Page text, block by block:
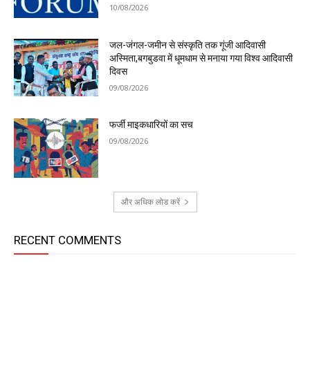
10/08/2026
जल-जंगल-जमीन से संस्कृति तक गूंजी आदिवासी
अस्मिता,बगबुडवा में धूमधाम से मनाया गया विश्व आदिवासी
दिवस
09/08/2026
फर्जी माइकधारियों का सच
09/08/2026
और अधिक लोड करें
RECENT COMMENTS